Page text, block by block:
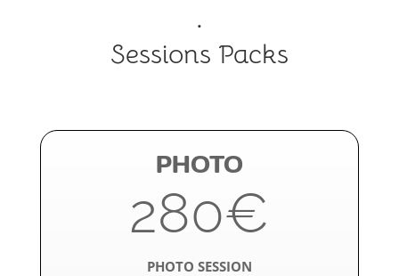
.
Sessions Packs
PHOTO
280€
PHOTO SESSION